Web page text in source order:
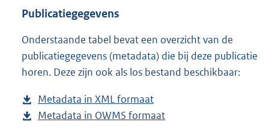
o
d
p
u
l
i
n
s
g
r
o
t
l
a
d
p
b
l
a
d
s
g
o
o
n
o
a
d
u
b
t
n
d
s
r
o
w
l
o
a
p
u
s
a
n
d
g
r
Publicatiegegevens
Onderstaande tabel bevat een overzicht van de
publicatiegegevens (metadata) die bij deze publicatie
horen. Deze zijn ook als los bestand beschikbaar:
Metadata in XML formaat
e
Metadata in OWMS formaat